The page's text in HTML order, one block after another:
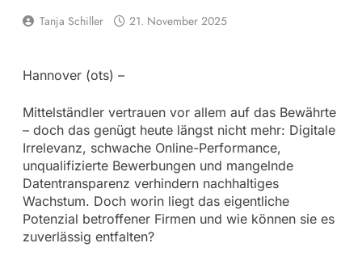
Tanja Schiller 21. November 2025
Hannover (ots) –
Mittelständler vertrauen vor allem auf das Bewährte
– doch das genügt heute längst nicht mehr: Digitale
Irrelevanz, schwache Online-Performance,
unqualifizierte Bewerbungen und mangelnde
Datentransparenz verhindern nachhaltiges
Wachstum. Doch worin liegt das eigentliche
Potenzial betroffener Firmen und wie können sie es
zuverlässig entfalten?